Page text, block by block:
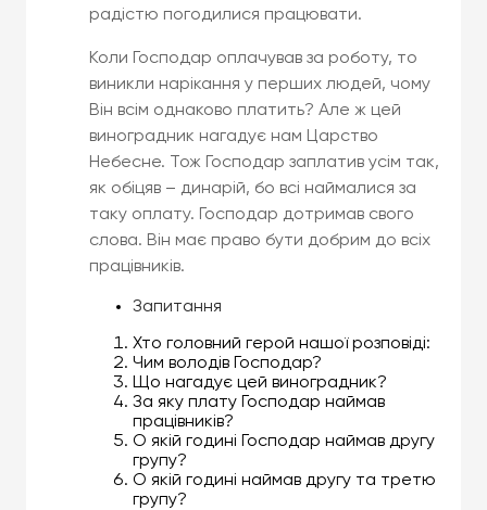
радістю погодилися працювати.
Коли Господар оплачував за роботу, то
виникли нарікання у перших людей, чому
Він всім однаково платить? Але ж цей
виноградник нагадує нам Царство
Небесне. Тож Господар заплатив усім так,
як обіцяв – динарій, бо всі наймалися за
таку оплату. Господар дотримав свого
слова. Він має право бути добрим до всіх
працівників.
Запитання
Хто головний герой нашої розповіді:
Чим володів Господар?
Що нагадує цей виноградник?
За яку плату Господар наймав
працівників?
О якій годині Господар наймав другу
групу?
О якій годині наймав другу та третю
групу?